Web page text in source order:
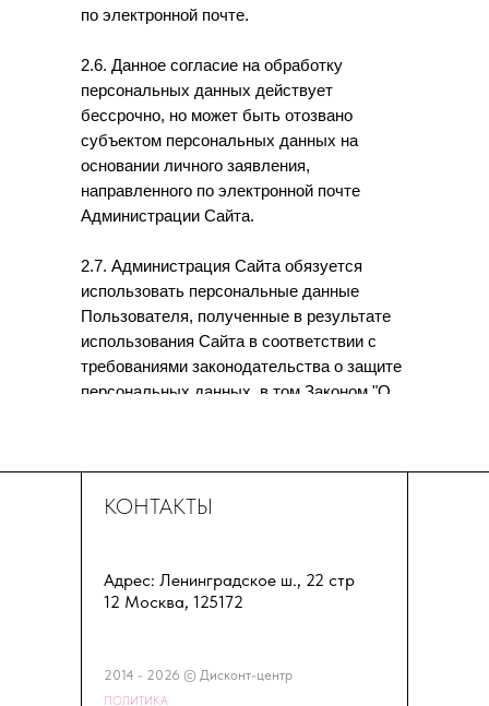
по электронной почте.
2.6. Данное согласие на обработку
персональных данных действует
бессрочно, но может быть отозвано
субъектом персональных данных на
основании личного заявления,
направленного по электронной почте
Администрации Сайта.
2.7. Администрация Сайта обязуется
использовать персональные данные
Пользователя, полученные в результате
использования Сайта в соответствии с
требованиями законодательства о защите
персональных данных, в том Законом "О
КОНТАКТЫ
Адрес: Ленинградское ш., 22 стр
12 Москва, 125172
2014 - 2026 © Дисконт-центр
ПОЛИТИКА